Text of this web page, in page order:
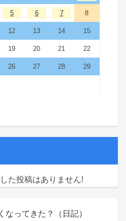
5 6 7 8
12 13 14 15
19 20 21 22
26 27 28 29
た投稿はありません!
なってきた？（日記）